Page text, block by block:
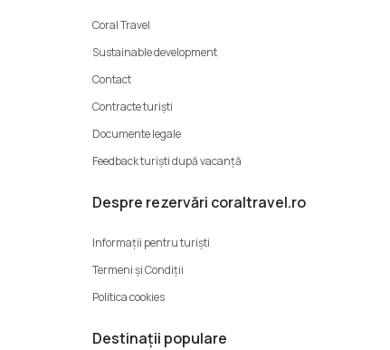
Coral Travel
Sustainable development
Contact
Contracte turiști
Documente legale
Feedback turiști după vacanță
Despre rezervări coraltravel.ro
Informații pentru turiști
Termeni şi Condiții
Politica cookies
Destinații populare